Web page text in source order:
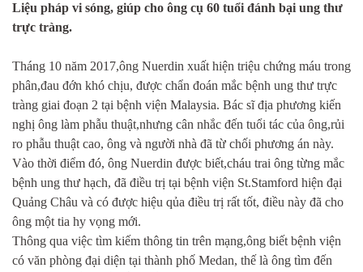
Liệu pháp vi sóng, giúp cho ông cụ 60 tuổi đánh bại ung thư
trực tràng.
Tháng 10 năm 2017,ông Nuerdin xuất hiện triệu chứng máu trong
phân,đau đớn khó chịu, được chẩn đoán mắc bệnh ung thư trực
tràng giai đoạn 2 tại bệnh viện Malaysia. Bác sĩ địa phương kiến
nghị ông làm phẫu thuật,nhưng cân nhắc đến tuổi tác của ông,rủi
ro phẫu thuật cao, ông và người nhà đã từ chối phương án này.
Vào thời điểm đó, ông Nuerdin được biết,cháu trai ông từng mắc
bệnh ung thư hạch, đã điều trị tại bệnh viện St.Stamford hiện đại
Quảng Châu và có được hiệu qủa điều trị rất tốt, điều này đã cho
ông một tia hy vọng mới.
Thông qua việc tìm kiếm thông tin trên mạng,ông biết bệnh viện
có văn phòng đại diện tại thành phố Medan, thế là ông tìm đến